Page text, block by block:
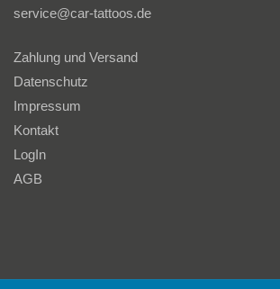
service@car-tattoos.de
Zahlung und Versand
Datenschutz
Impressum
Kontakt
LogIn
AGB